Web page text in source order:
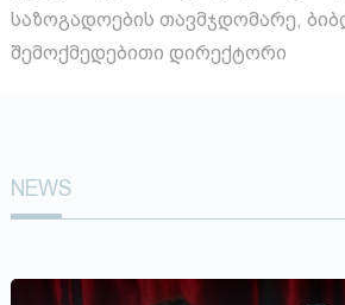
საზოგადოების თავმჯდომარე,
შემოქმედებითი დირექტორი
NEWS